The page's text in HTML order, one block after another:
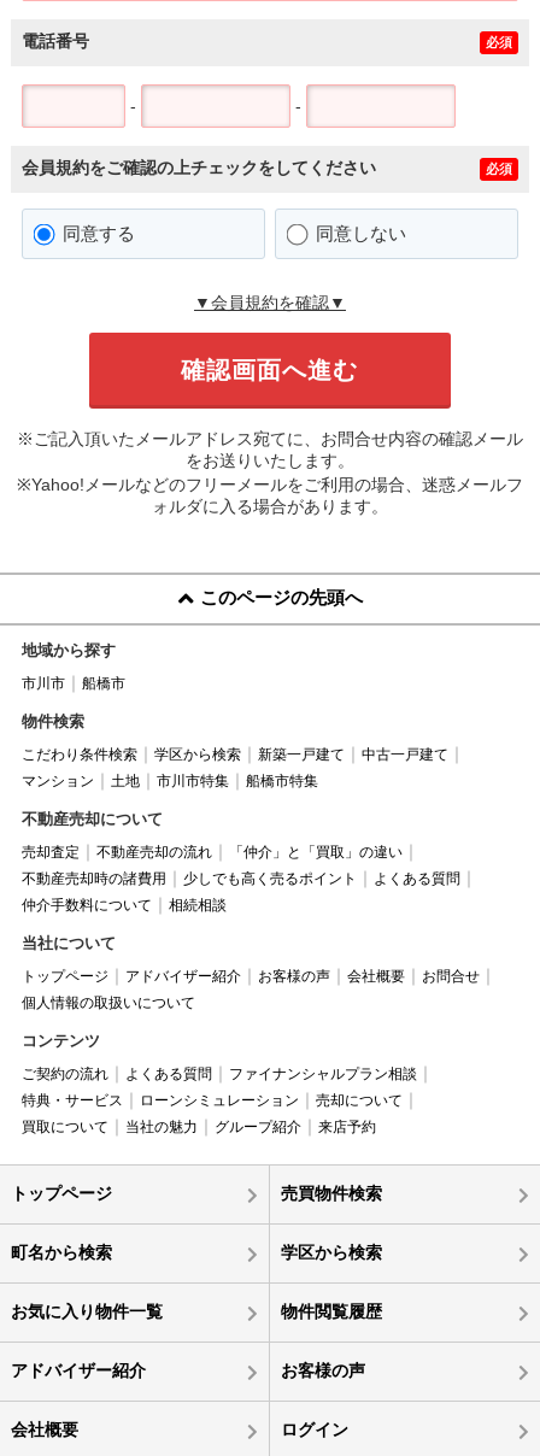
電話番号 必須
- -
会員規約をご確認の上チェックをしてください 必須
同意する 同意しない
▼会員規約を確認▼
※ご記入頂いたメールアドレス宛てに、お問合せ内容の確認メール
をお送りいたします。
※Yahoo!メールなどのフリーメールをご利用の場合、迷惑メールフ
ォルダに入る場合があります。
このページの先頭へ
地域から探す
市川市 船橋市
物件検索
こだわり条件検索 学区から検索 新築一戸建て
中古一戸建て
マンション
土地 市川市特集 船橋市特集
不動産売却について
売却査定 不動産売却の流れ
「仲介」と「買取」の違い
不動産売却時の諸費用
少しでも高く売るポイント
よくある質問
仲介手数料について
相続相談
当社について
トップページ アドバイザー紹介 お客様の声 会社概要
お問合せ
個人情報の取扱いについて
コンテンツ
ご契約の流れ よくある質問
ファイナンシャルプラン相談
特典・サービス
ローンシミュレーション
売却について
買取について
当社の魅力 グループ紹介 来店予約
トップページ 売買物件検索
町名から検索 学区から検索
お気に入り物件一覧 物件閲覧履歴
アドバイザー紹介 お客様の声
会社概要 ログイン